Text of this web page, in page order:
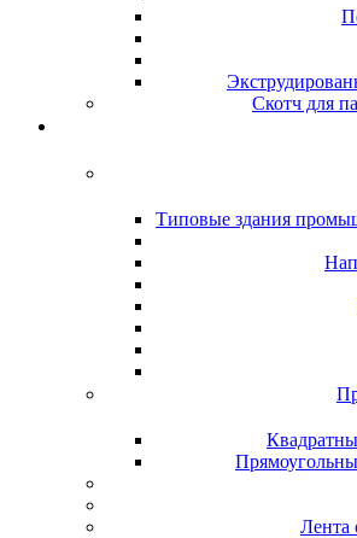
Скотч для
Типовые здания
Лента